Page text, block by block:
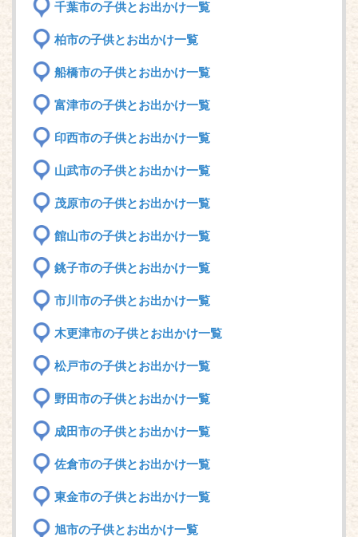
千葉市の子供とお出かけ一覧
柏市の子供とお出かけ一覧
船橋市の子供とお出かけ一覧
富津市の子供とお出かけ一覧
印西市の子供とお出かけ一覧
山武市の子供とお出かけ一覧
茂原市の子供とお出かけ一覧
館山市の子供とお出かけ一覧
銚子市の子供とお出かけ一覧
市川市の子供とお出かけ一覧
木更津市の子供とお出かけ一覧
松戸市の子供とお出かけ一覧
野田市の子供とお出かけ一覧
成田市の子供とお出かけ一覧
佐倉市の子供とお出かけ一覧
東金市の子供とお出かけ一覧
旭市の子供とお出かけ一覧